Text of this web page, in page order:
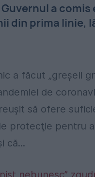
a comis
din prima linie,
a făcut „greşeli
de
să ofere
protecţie pentru
că...